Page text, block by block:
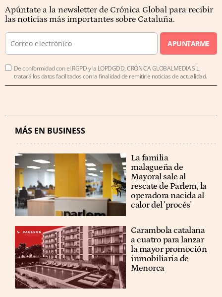
Apúntate a la newsletter de Crónica Global para recibir
las noticias más importantes sobre Cataluña.
APUNTARME
De conformidad con el RGPD y la LOPDGDD, CRÓNICA GLOBALMEDIA S.L.
tratará los datos facilitados con la finalidad de remitirle noticias de actualidad.
MÁS EN BUSINESS
La familia
malagueña de
Mayoral sale al
rescate de Parlem, la
operadora nacida al
calor del 'procés'
Carambola catalana
a cuatro para lanzar
la mayor promoción
inmobiliaria de
Menorca